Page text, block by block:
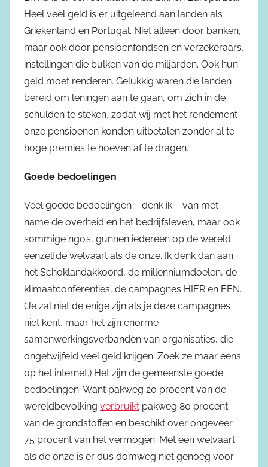
Heel veel geld is er uitgeleend aan landen als
Griekenland en Portugal. Niet alleen door banken,
maar ook door pensioenfondsen en verzekeraars,
instellingen die bulken van de miljarden. Ook hun
geld moet renderen. Gelukkig waren die landen
bereid om leningen aan te gaan, om zich in de
schulden te steken, zodat wij met het rendement
onze pensioenen konden uitbetalen zonder al te
hoge premies te hoeven af te dragen.
Goede bedoelingen
Veel goede bedoelingen – denk ik – van met
name de overheid en het bedrijfsleven, maar ook
sommige ngo’s, gunnen iedereen op de wereld
eenzelfde welvaart als de onze. Ik denk dan aan
het Schoklandakkoord, de millenniumdoelen, de
klimaatconferenties, de campagnes HIER en EEN.
(Je zal niet de enige zijn als je deze campagnes
niet kent, maar het zijn enorme
samenwerkingsverbanden van organisaties, die
ongetwijfeld veel geld krijgen. Zoek ze maar eens
op het internet.) Het zijn de gemeenste goede
bedoelingen. Want pakweg 20 procent van de
wereldbevolking verbruikt pakweg 80 procent
van de grondstoffen en beschikt over ongeveer
75 procent van het vermogen. Met een welvaart
als de onze is er dus domweg niet genoeg voor